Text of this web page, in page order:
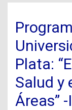
Plata:
Salud y
Áreas”